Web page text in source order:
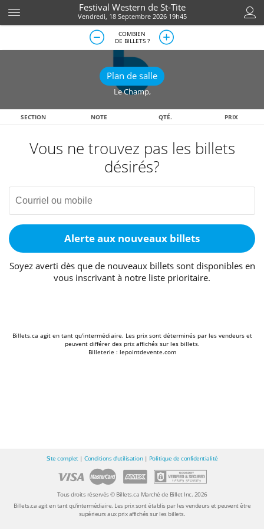
Festival Western de St-Tite
Vendredi, 18 Septembre 2026 19h45
COMBIEN
DE BILLETS ?
Plan de salle
Le Champ,
SECTION NOTE QTÉ. PRIX
Vous ne trouvez pas les billets
désirés?
Alerte aux nouveaux billets
Soyez averti dès que de nouveaux billets sont disponibles en
vous inscrivant à notre liste prioritaire.
Billets.ca agit en tant qu'intermédiaire. Les prix sont déterminés par les vendeurs et
peuvent différer des prix affichés sur les billets.
Billeterie : lepointdevente.com
Site complet| Conditions d'utilisation| Politique de confidentialité
Tous droits réservés © Billets.ca Marché de Billet Inc. 2026
Billets.ca agit en tant qu'intermédiaire. Les prix sont établis par les vendeurs et peuvent être
supérieurs aux prix affichés sur les billets.